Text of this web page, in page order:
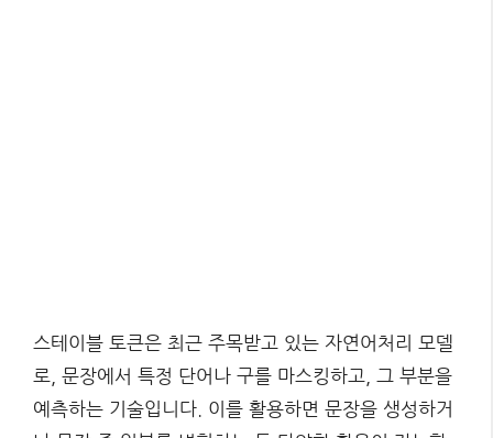
스테이블 토큰은 최근 주목받고 있는 자연어처리 모델
로, 문장에서 특정 단어나 구를 마스킹하고, 그 부분을
예측하는 기술입니다. 이를 활용하면 문장을 생성하거